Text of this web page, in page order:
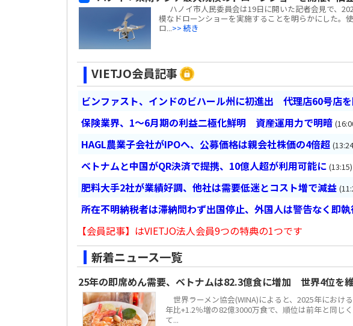
ハノイ市人民委員会は19日に開いた記者会見で、
模なドローンショーを実施することを明らかにした。
ロ...>> 続き
VIETJO会員記事
ビンファスト、インドのビハール州に初進出 代理店60号店
保険業界、1～6月期の利益二極化鮮明 資産運用力で明暗
HAGL農業子会社がIPOへ、公募価格は親会社株価の4倍超
ベトナムと中国がQR決済で提携、10億人超が利用可能に (13:15)
肥料大手2社が業績好調、他社は需要低迷とコスト増で減益
所在不明納税者は滞納問わず出国停止、外国人は警告なく即
【会員記事】はVIETJO法人会員9つの特典の1つです
新着ニュース一覧
25年の即席めん需要、ベトナムは82.3億食に増加 世界4位を
世界ラーメン協会(WINA)によると、2025年におけ
年比+1.2％増の82億3000万食で、順位は前年と同じ
て...